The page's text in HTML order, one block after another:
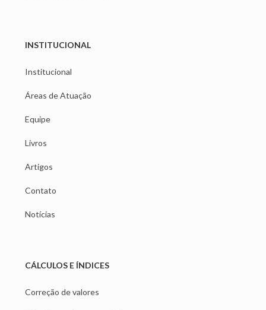
INSTITUCIONAL
Institucional
Áreas de Atuação
Equipe
Livros
Artigos
Contato
Notícias
CÁLCULOS E ÍNDICES
Correção de valores